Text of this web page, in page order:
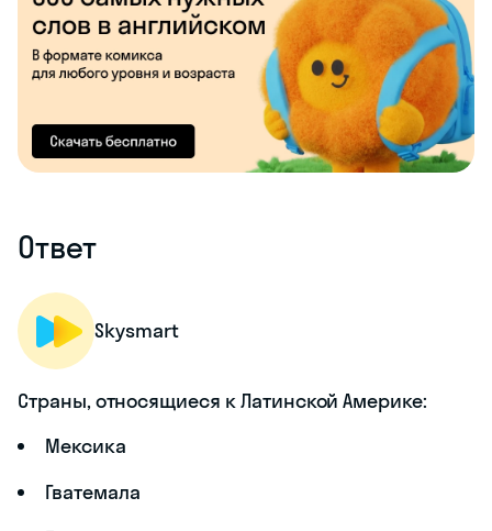
Ответ
Skysmart
Страны, относящиеся к Латинской Америке:
Мексика
Гватемала